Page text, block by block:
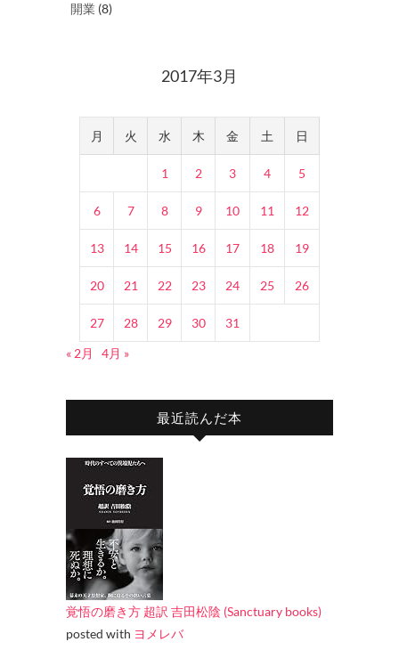
開業 (8)
2017年3月
月 火 水 木 金 土 日
1 2 3 4 5
6 7 8 9 10 11 12
13 14 15 16 17 18 19
20 21 22 23 24 25 26
27 28 29 30
31
« 2月
4月 »
最近読んだ本
覚悟の磨き方 超訳 吉田松陰 (Sanctuary books)
posted with ヨメレバ